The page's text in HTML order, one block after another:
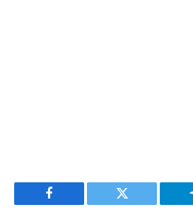
Facebook Twitter